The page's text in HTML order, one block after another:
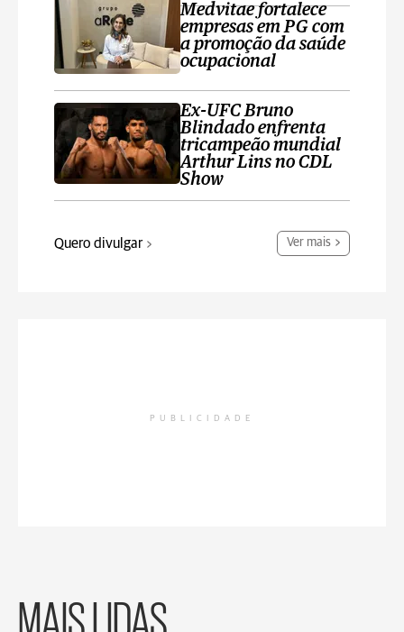
Medvitae fortalece
empresas em PG com
a promoção da saúde
ocupacional
Ex-UFC Bruno
Blindado enfrenta
tricampeão mundial
Arthur Lins no CDL
Show
Quero divulgar Ver mais
PUBLICIDADE
MAIS LIDAS